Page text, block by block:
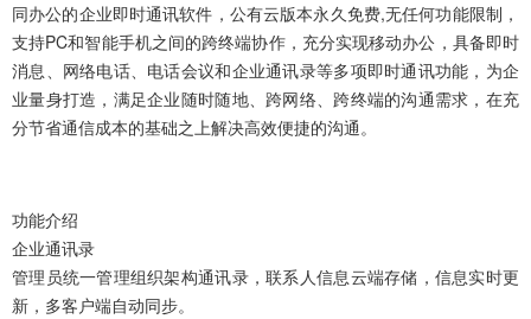
同办公的企业即时通讯软件，公有云版本永久免费,无任何功能限制，
支持PC和智能手机之间的跨终端协作，充分实现移动办公，具备即时
消息、网络电话、电话会议和企业通讯录等多项即时通讯功能，为企
业量身打造，满足企业随时随地、跨网络、跨终端的沟通需求，在充
分节省通信成本的基础之上解决高效便捷的沟通。
功能介绍
企业通讯录
管理员统一管理组织架构通讯录，联系人信息云端存储，信息实时更
新，多客户端自动同步。